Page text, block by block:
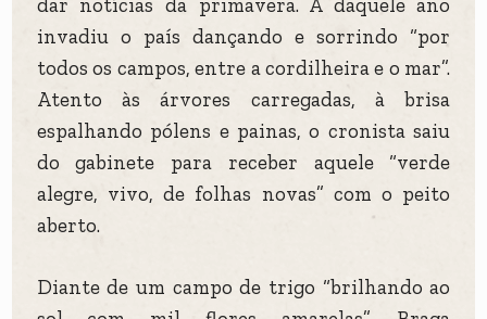
dar notícias da primavera. A daquele ano
invadiu o país dançando e sorrindo “por
todos os campos, entre a cordilheira e o mar”.
Atento às árvores carregadas, à brisa
espalhando pólens e painas, o cronista saiu
do gabinete para receber aquele “verde
alegre, vivo, de folhas novas” com o peito
aberto.
Diante de um campo de trigo “brilhando ao